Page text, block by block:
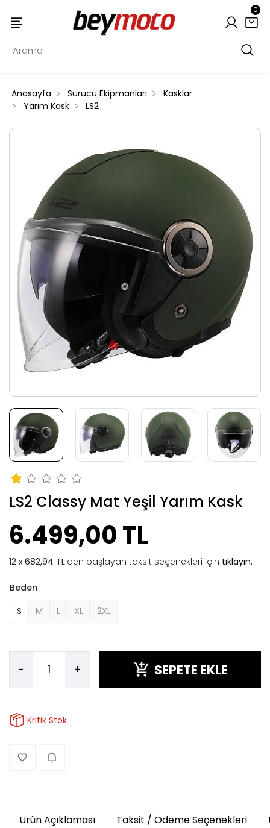
0
Anasayfa Sürücü Ekipmanları
Kasklar
Yarım Kask
LS2
LS2 Classy Mat Yeşil Yarım Kask
6.499,00 TL
682,94 TL'den başlayan taksit seçenekleri için tıklayın.
Beden
S
M L XL 2XL
- + SEPETE EKLE
Kritik Stok
Ürün Açıklaması Taksit / Ödeme Seçenekleri